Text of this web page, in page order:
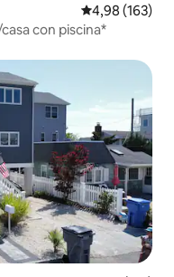
Calificación
4,98 (163)
con piscina*